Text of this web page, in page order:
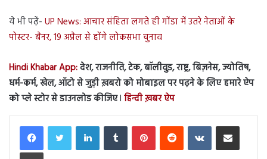
ये भी पढ़ें- UP News: आचार संहिता लगते ही गोंडा में उतरे नेताओं के
पोस्टर- बैनर, 19 अप्रैल से होंगे लोकसभा चुनाव
Hindi Khabar App:देश, राजनीति, टेक, बॉलीवुड, राष्ट्र, बिज़नेस, ज्योतिष,
धर्म-कर्म, खेल, ऑटो से जुड़ी ख़बरो को मोबाइल पर पढ़ने के लिए हमारे ऐप
को प्ले स्टोर से डाउनलोड कीजिएl हिन्दी ख़बर ऐप
LinkedInTumblr PinterestReddit VKontakteShare via Email
Print